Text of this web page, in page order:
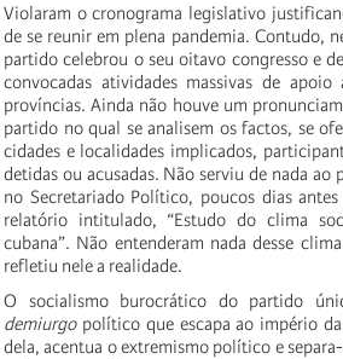
Violaram o cronograma legislativo
de se reunir em plena pandemia. Contudo,
partido celebrou o seu oitavo congresso e
convocadas atividades massivas de
províncias. Ainda não houve um
partido no qual se analisem os factos, se
cidades e localidades implicados,
detidas ou acusadas. Não serviu de nada
no Secretariado Político, poucos dias
relatório intitulado, “Estudo do clima
cubana”. Não entenderam nada desse
refletiu nele a realidade.
O socialismo burocrático do partido
demiurgopolítico que escapa ao império
dela, acentua o extremismo político e